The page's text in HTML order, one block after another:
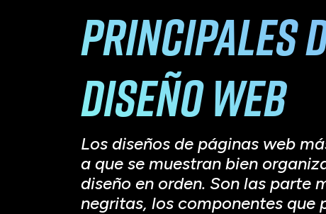
Principales
diseño web
Los diseños de páginas web
a que se muestran bien
diseño en orden. Son las parte
negritas, los componentes que